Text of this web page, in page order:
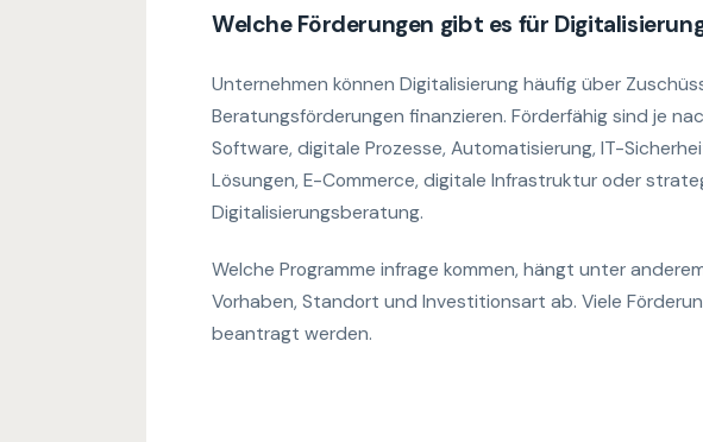
Welche Förderungen gibt es für
Unternehmen können Digitalisierung häufig über
Beratungsförderungen finanzieren. Förderfähig sind je
Software, digitale Prozesse, Automatisierung, IT-
Lösungen, E-Commerce, digitale Infrastruktur oder
Digitalisierungsberatung.
Welche Programme infrage kommen, hängt unter
Vorhaben, Standort und Investitionsart ab. Viele
beantragt werden.